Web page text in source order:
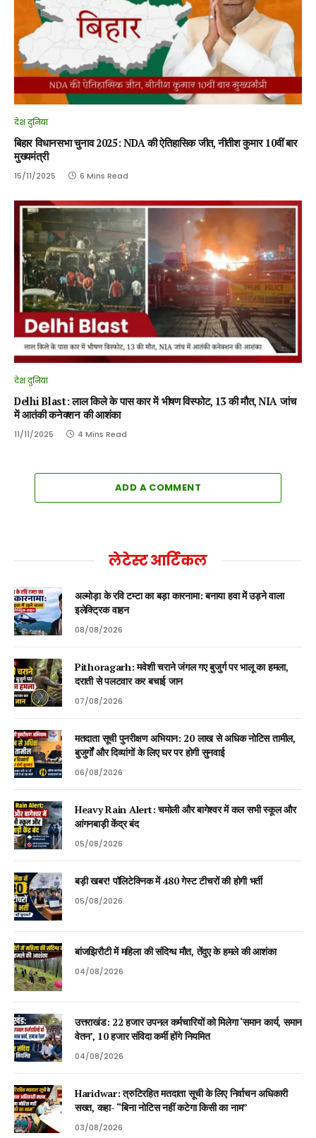
देश दुनिया
बिहार विधानसभा चुनाव 2025: NDA की ऐतिहासिक जीत, नीतीश कुमार 10वीं बार
मुख्यमंत्री
15/11/2025 6 Mins Read
देश दुनिया
Delhi Blast: लाल किले के पास कार में भीषण विस्फोट, 13 की मौत, NIA जांच
में आतंकी कनेक्शन की आशंका
11/11/2025 4 Mins Read
ADD A COMMENT
लेटेस्ट आर्टिकल
अल्मोड़ा के रवि टम्टा का बड़ा कारनामा: बनाया हवा में उड़ने वाला
इलेक्ट्रिक वाहन
08/08/2026
Pithoragarh: मवेशी चराने जंगल गए बुजुर्ग पर भालू का हमला,
दराती से पलटवार कर बचाई जान
07/08/2026
मतदाता सूची पुनरीक्षण अभियान: 20 लाख से अधिक नोटिस तामील,
बुजुर्गों और दिव्यांगों के लिए घर पर होगी सुनवाई
06/08/2026
Heavy Rain Alert: चमोली और बागेश्वर में कल सभी स्कूल और
आंगनबाड़ी केंद्र बंद
05/08/2026
बड़ी खबर! पॉलिटेक्निक में 480 गेस्ट टीचरों की होगी भर्ती
05/08/2026
बांजझिरौटी में महिला की संदिग्ध मौत, तेंदुए के हमले की आशंका
04/08/2026
उत्तराखंड: 22 हजार उपनल कर्मचारियों को मिलेगा ‘समान कार्य, समान
वेतन’, 10 हजार संविदा कर्मी होंगे नियमित
04/08/2026
Haridwar: त्रुटिरहित मतदाता सूची के लिए निर्वाचन अधिकारी
सख्त, कहा- “बिना नोटिस नहीं कटेगा किसी का नाम”
03/08/2026